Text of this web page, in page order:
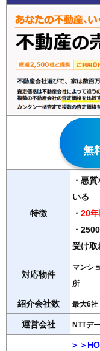
無
特徴
・悪
いる
・ 20
・
受け取
対応物件
マンシ
所
紹介会社数 最大6社
運営会社 NTTデ
＞＞